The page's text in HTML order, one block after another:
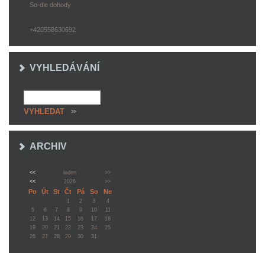
So-dle dohody
+420558630692
VYHLEDÁVÁNÍ
ARCHIV
<< leden
>>
<<
2026 >>
Po Út St Čt Pá So Ne
1 2 3
4
5
6 7 8 9 10
11
12
13 14 15 16 17
18
19
20 21 22 23 24
25
26
27 28 29 30 31